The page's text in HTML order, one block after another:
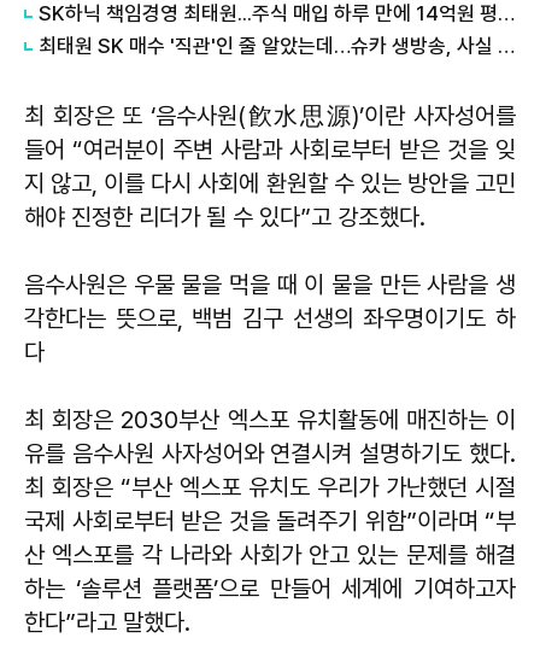
SK하닉 책임경영 최태원...주식 매입 하루 만에 14억원 평가익
최태원 SK 매수 '직관'인 줄 알았는데…슈카 생방송, 사실 아니었다?
최 회장은 또 ‘음수사원(飮水思源)’이란 사자성어를
들어 “여러분이 주변 사람과 사회로부터 받은 것을 잊
지 않고, 이를 다시 사회에 환원할 수 있는 방안을 고민
해야 진정한 리더가 될 수 있다”고 강조했다.
음수사원은 우물 물을 먹을 때 이 물을 만든 사람을 생
각한다는 뜻으로, 백범 김구 선생의 좌우명이기도 하
다
최 회장은 2030부산 엑스포 유치활동에 매진하는 이
유를 음수사원 사자성어와 연결시켜 설명하기도 했다.
최 회장은 “부산 엑스포 유치도 우리가 가난했던 시절
국제 사회로부터 받은 것을 돌려주기 위함”이라며 “부
산 엑스포를 각 나라와 사회가 안고 있는 문제를 해결
하는 ‘솔루션 플랫폼’으로 만들어 세계에 기여하고자
한다”라고 말했다.